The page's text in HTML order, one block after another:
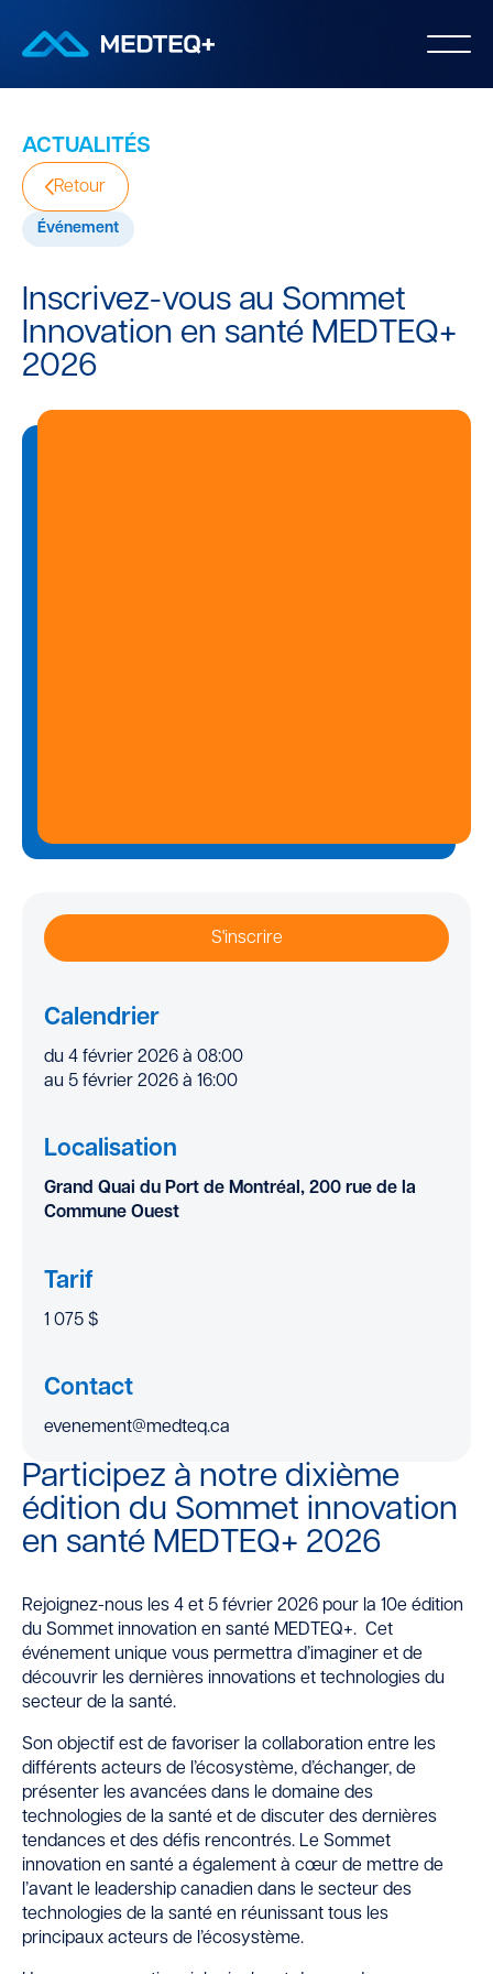
ACTUALITÉS
Retour
Événement
Inscrivez-vous au Sommet
Innovation en santé MEDTEQ+
2026
Participez à notre dixième
édition du Sommet innovation
en santé MEDTEQ+ 2026
Rejoignez-nous les 4 et 5 février 2026 pour la 10e édition
du Sommet innovation en santé MEDTEQ+. Cet
événement unique vous permettra d’imaginer et de
découvrir les dernières innovations et technologies du
secteur de la santé.
Son objectif est de favoriser la collaboration entre les
différents acteurs de l’écosystème, d’échanger, de
présenter les avancées dans le domaine des
technologies de la santé et de discuter des dernières
tendances et des défis rencontrés. Le Sommet
innovation en santé a également à cœur de mettre de
l’avant le leadership canadien dans le secteur des
technologies de la santé en réunissant tous les
principaux acteurs de l’écosystème.
S'inscrire
Calendrier
du 4 février 2026 à 08:00
au 5 février 2026 à 16:00
Localisation
Grand Quai du Port de Montréal, 200 rue de la
Commune Ouest
Tarif
1 075 $
Contact
evenement@medteq.ca